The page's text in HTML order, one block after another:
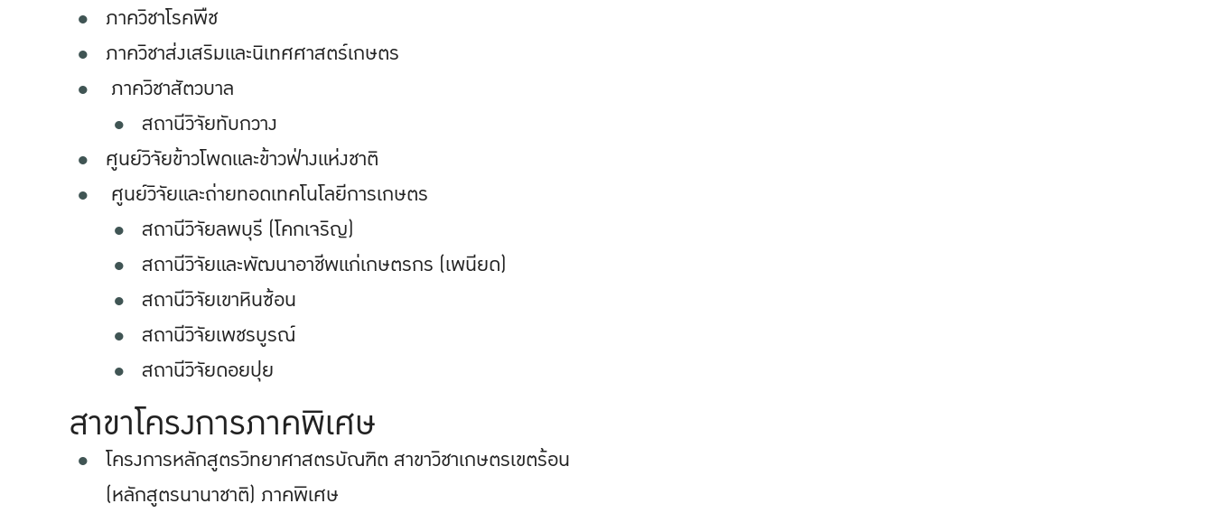
ภาควิชาโรคพืช
ภาควิชาส่งเสริมและนิเทศศาสตร์เกษตร
ภาควิชาสัตวบาล
สถานีวิจัยทับกวาง
ศูนย์วิจัยข้าวโพดและข้าวฟ่างแห่งชาติ
ศูนย์วิจัยและถ่ายทอดเทคโนโลยีการเกษตร
สถานีวิจัยลพบุรี (โคกเจริญ)
สถานีวิจัยและพัฒนาอาชีพแก่เกษตรกร (เพนียด)
สถานีวิจัยเขาหินซ้อน
สถานีวิจัยเพชรบูรณ์
สถานีวิจัยดอยปุย
สาขาโครงการภาคพิเศษ
โครงการหลักสูตรวิทยาศาสตรบัณฑิต สาขาวิชาเกษตรเขตร้อน
(หลักสูตรนานาชาติ) ภาคพิเศษ